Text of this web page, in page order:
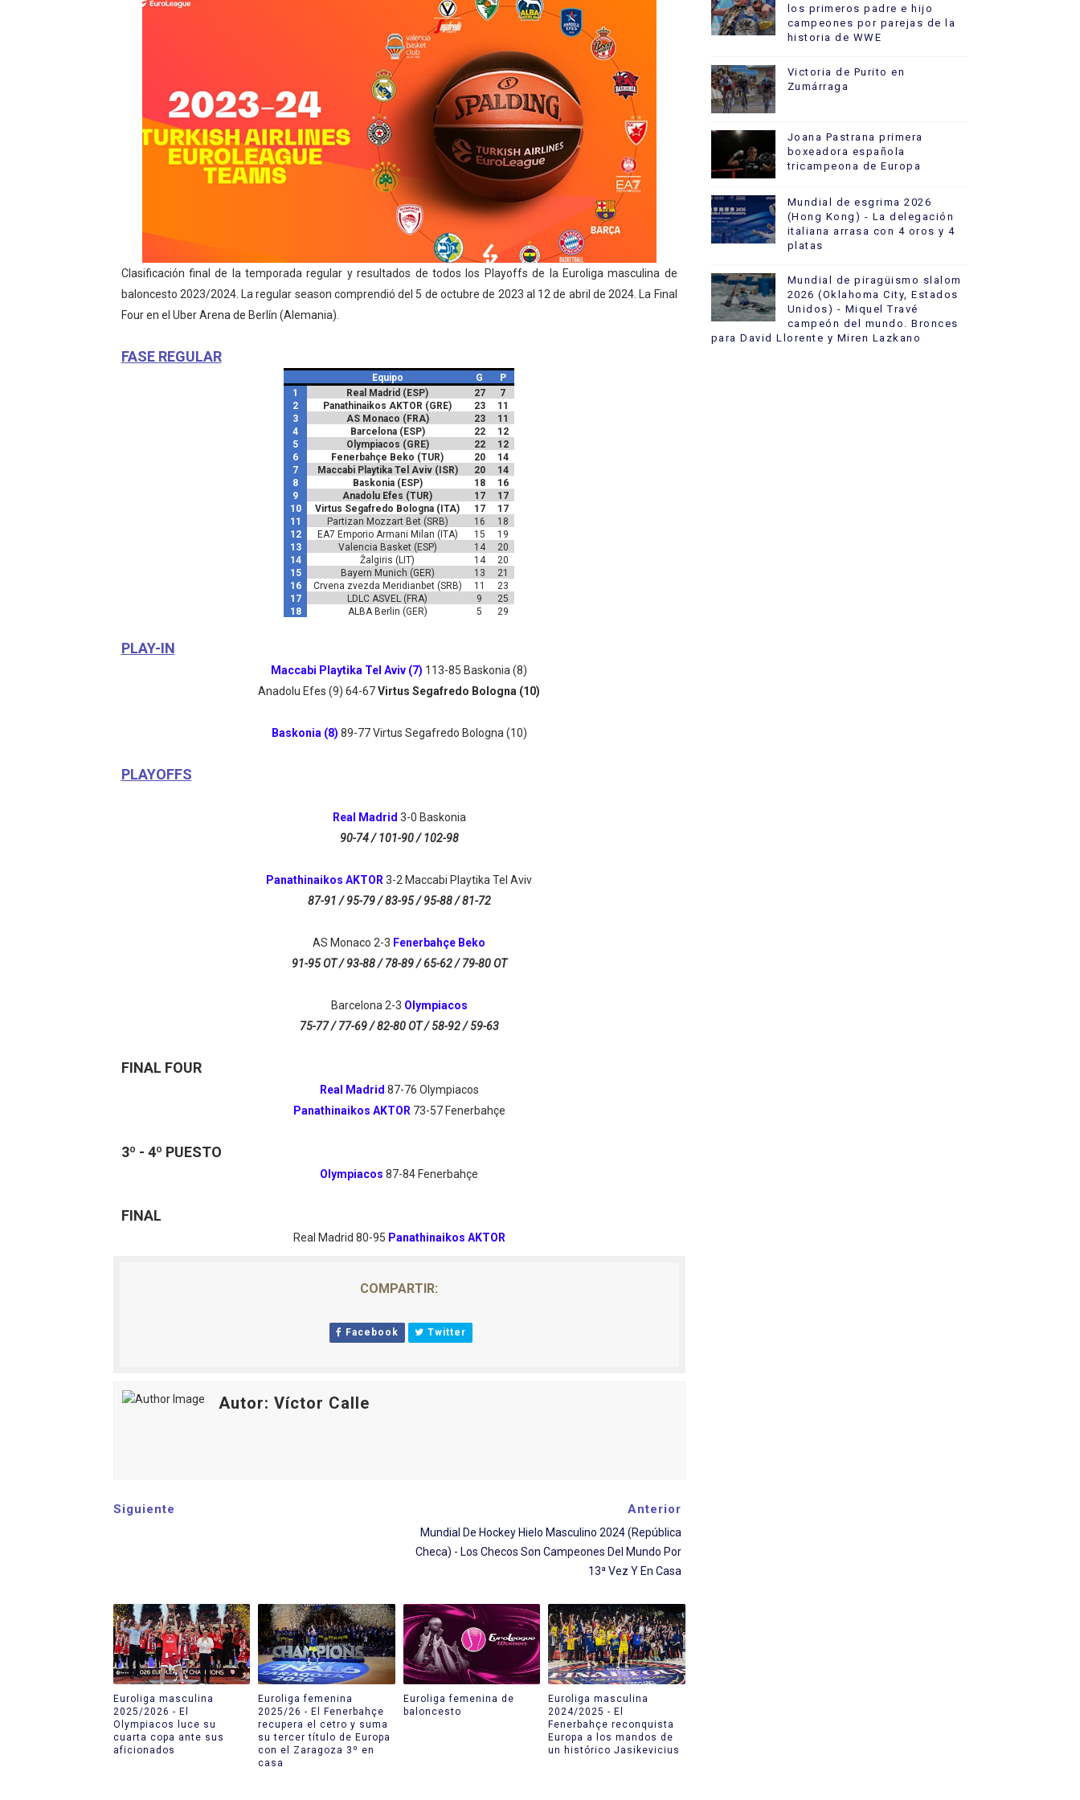
Clasificación final de la temporada regular y resultados de todos los Playoffs de la Euroliga masculina de
baloncesto 2023/2024. La regular season comprendió del 5 de octubre de 2023 al 12 de abril de 2024. La Final
Four en el Uber Arena de Berlín (Alemania).
FASE REGULAR
Equipo G
P
1
Real Madrid (ESP) 27
7
2
Panathinaikos AKTOR (GRE) 23
11
3
AS Monaco (FRA) 23
11
4
Barcelona (ESP) 22
12
5
Olympiacos (GRE) 22
12
6
Fenerbahçe Beko (TUR) 20
14
7
Maccabi Playtika Tel Aviv (ISR) 20
14
8
Baskonia (ESP) 18
16
9
Anadolu Efes (TUR) 17
17
10
Virtus Segafredo Bologna (ITA) 17
17
11
Partizan Mozzart Bet (SRB) 16
18
12
EA7 Emporio Armani Milan (ITA) 15
19
13
Valencia Basket (ESP) 14
20
14
Žalgiris (LIT) 14
20
15
Bayern Munich (GER) 13
21
16
Crvena zvezda Meridianbet (SRB) 11
23
17
LDLC ASVEL (FRA) 9
25
18
ALBA Berlin (GER) 5 29
PLAY-IN
Maccabi Playtika Tel Aviv (7) 113-85 Baskonia (8)
Anadolu Efes (9) 64-67Virtus Segafredo Bologna (10)
Baskonia (8) 89-77Virtus Segafredo Bologna (10)
PLAYOFFS
Real Madrid 3-0 Baskonia
90-74 / 101-90 / 102-98
Panathinaikos AKTOR 3-2 Maccabi Playtika Tel Aviv
87-91 / 95-79 / 83-95 / 95-88 / 81-72
AS Monaco 2-3 Fenerbahçe Beko
91-95 OT / 93-88 / 78-89 / 65-62 / 79-80 OT
Barcelona 2-3 Olympiacos
75-77 / 77-69 / 82-80 OT / 58-92 / 59-63
FINAL FOUR
Real Madrid 87-76 Olympiacos
Panathinaikos AKTOR 73-57 Fenerbahçe
3º - 4º PUESTO
Olympiacos 87-84 Fenerbahçe
FINAL
Real Madrid 80-95 Panathinaikos AKTOR
COMPARTIR:
Facebook Twitter
Autor: Víctor Calle
Siguiente Anterior
Mundial De Hockey Hielo Masculino 2024 (República
Checa) - Los Checos Son Campeones Del Mundo Por
13ª Vez Y En Casa
Euroliga masculina
2025/2026 - El
Olympiacos luce su
cuarta copa ante sus
aficionados
Euroliga femenina
2025/26 - El Fenerbahçe
recupera el cetro y suma
su tercer título de Europa
con el Zaragoza 3º en
casa
Euroliga femenina de
baloncesto
Euroliga masculina
2024/2025 - El
Fenerbahçe reconquista
Europa a los mandos de
un histórico Jasikevicius
los primeros padre e hijo
campeones por parejas de la
historia de WWE
Victoria de Purito en
Zumárraga
Joana Pastrana primera
boxeadora española
tricampeona de Europa
Mundial de esgrima 2026
(Hong Kong) - La delegación
italiana arrasa con 4 oros y 4
platas
Mundial de piragüismo slalom
2026 (Oklahoma City, Estados
Unidos) - Miquel Travé
campeón del mundo. Bronces
para David Llorente y Miren Lazkano